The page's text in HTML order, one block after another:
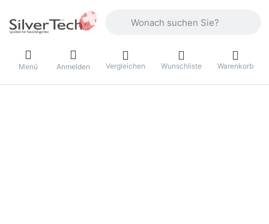
Menü Anmelden Vergleichen Wunschliste Warenkorb